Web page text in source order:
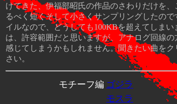
けてきた、伊福部昭氏の作品のさわりだけを
るべく短くそして小さくサンプリングしたの
イルなので、どうしても100KBを超えてしま
は、許容範囲だと思いますが、アナログ回線
感じてしまうかもしれません。聞きたい曲を
さい。
モチーフ編 ゴジラ
モスラ